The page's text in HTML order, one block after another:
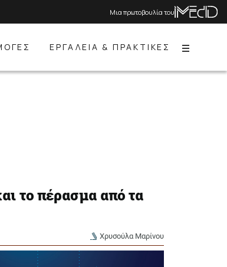
Μια πρωτοβουλία του
ΕΡΓΑΛΕΙΑ & ΠΡΑΚΤΙΚΕΣ Menu
το πέρασμα από τα
Χρυσούλα Μαρίνου